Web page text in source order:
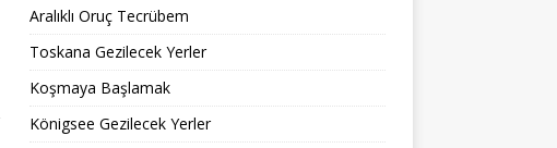
Aralıklı Oruç Tecrübem
Toskana Gezilecek Yerler
Koşmaya Başlamak
Königsee Gezilecek Yerler